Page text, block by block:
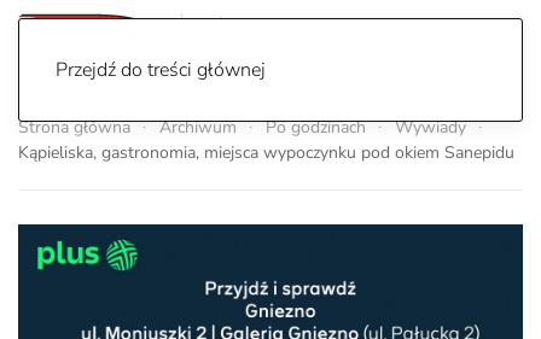
Przejdź do treści głównej
Strona główna Archiwum Po godzinach
Wywiady
Kąpieliska, gastronomia, miejsca wypoczynku pod okiem Sanepidu